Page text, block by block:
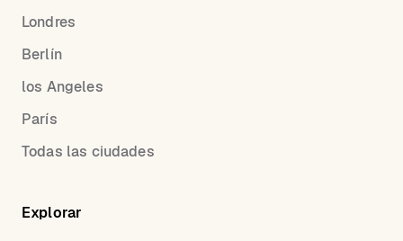
Londres
Berlín
los Angeles
París
Todas las ciudades
Explorar